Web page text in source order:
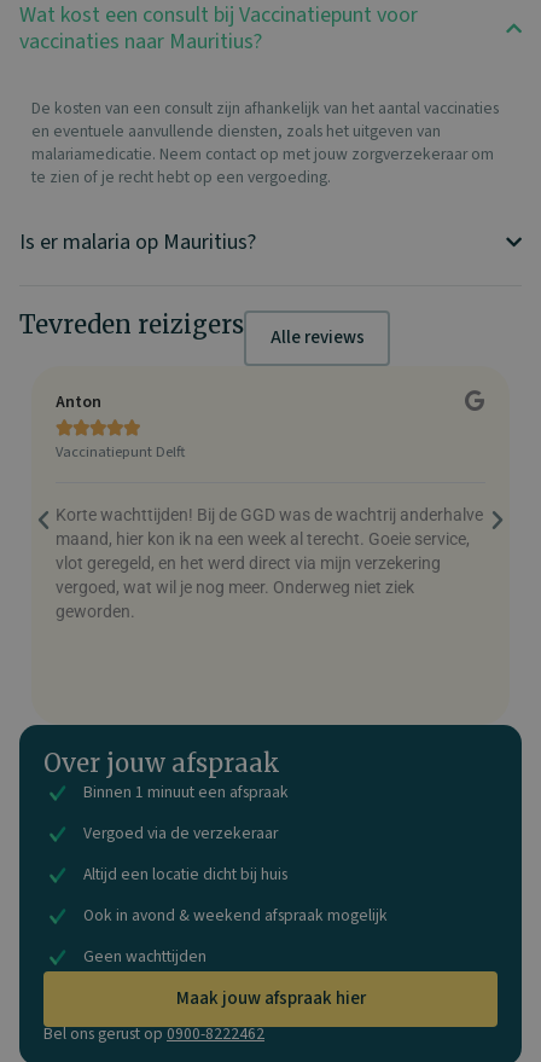
Wat kost een consult bij Vaccinatiepunt voor
vaccinaties naar Mauritius?
De kosten van een consult zijn afhankelijk van het aantal vaccinaties
en eventuele aanvullende diensten, zoals het uitgeven van
malariamedicatie. Neem contact op met jouw zorgverzekeraar om
te zien of je recht hebt op een vergoeding.
Is er malaria op Mauritius?
Tevreden reizigers Alle reviews
Anton

Vaccinatiepunt Delft
Korte wachttijden! Bij de GGD was de wachtrij anderhalve
maand, hier kon ik na een week al terecht. Goeie service,
vlot geregeld, en het werd direct via mijn verzekering
vergoed, wat wil je nog meer. Onderweg niet ziek
geworden.
Over jouw afspraak
Binnen 1 minuut een afspraak
Vergoed via de verzekeraar
Altijd een locatie dicht bij huis
Ook in avond & weekend afspraak mogelijk
Geen wachttijden
Maak jouw afspraak hier
Bel ons gerust op0900-8222462